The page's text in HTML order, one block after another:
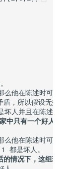
他在陈述时可能：
，所以假设无效。
人并且在陈述时
只有一个好人。
他在陈述时可能：
都是坏人。
情况下，这组玩